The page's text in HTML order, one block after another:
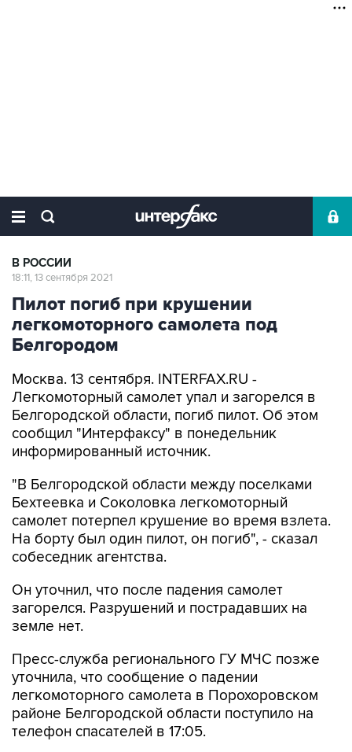
В РОССИИ
18:11, 13 сентября 2021
Пилот погиб при крушении
легкомоторного самолета под
Белгородом
Москва. 13 сентября. INTERFAX.RU -
Легкомоторный самолет упал и загорелся в
Белгородской области, погиб пилот. Об этом
сообщил "Интерфаксу" в понедельник
информированный источник.
"В Белгородской области между поселками
Бехтеевка и Соколовка легкомоторный
самолет потерпел крушение во время взлета.
На борту был один пилот, он погиб", - сказал
собеседник агентства.
Он уточнил, что после падения самолет
загорелся. Разрушений и пострадавших на
земле нет.
Пресс-служба регионального ГУ МЧС позже
уточнила, что сообщение о падении
легкомоторного самолета в Порохоровском
районе Белгородской области поступило на
телефон спасателей в 17:05.